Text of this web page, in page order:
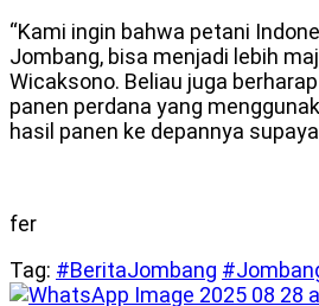
“Kami ingin bahwa petani
Jombang, bisa menjadi lebih
Wicaksono. Beliau juga
panen perdana yang
hasil panen ke depannya
fer
Tag: #BeritaJombang